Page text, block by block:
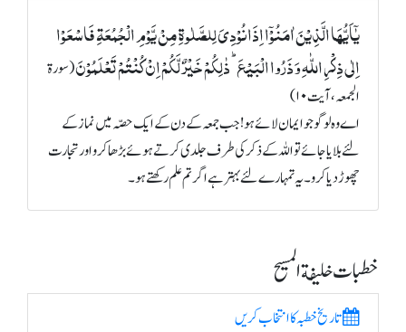
یٰۤاَیُّہَا الَّذِیۡنَ اٰمَنُوۡۤا اِذَا نُوۡدِیَ لِلصَّلٰوۃِ مِنۡ یَّوۡمِ الۡجُمُعَۃِ فَاسۡعَوۡا
اِلٰی ذِکۡرِ اللّٰہِ وَ ذَرُوا الۡبَیۡعَ ؕ ذٰلِکُمۡ خَیۡرٌ لَّکُمۡ اِنۡ کُنۡتُمۡ تَعۡلَمُوۡنَ(سورة
الجمعہ، آیت ۱۰)
اے وہ لوگو جو ایمان لائے ہو! جب جمعہ کے دن کے ایک حصّہ میں نماز کے
لئے بلایا جائے تو اللہ کے ذکر کی طرف جلدی کرتے ہوئے بڑھا کرو اور تجارت
چھوڑ دیا کرو۔ یہ تمہارے لئے بہتر ہے اگر تم علم رکھتے ہو۔
خطبات خلیفة المسیح
تاریخ خطبہ کا انتخاب کریں